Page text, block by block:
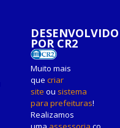
DESENVOLVIDO
POR CR2
Muito mais
que criar
site ou sistema
para prefeituras!
Realizamos